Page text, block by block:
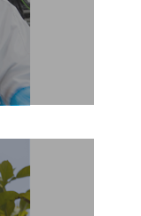
del sector